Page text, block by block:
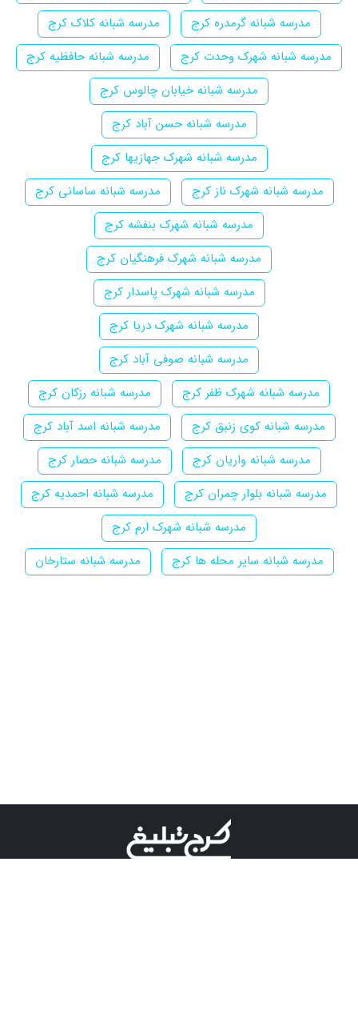
مدرسه شبانه گرمدره کرج
مدرسه شبانه کلاک کرج
مدرسه شبانه شهرک وحدت کرج
مدرسه شبانه حافظیه کرج
مدرسه شبانه خیابان چالوس کرج
مدرسه شبانه حسن آباد کرج
مدرسه شبانه شهرک جهازیها کرج
مدرسه شبانه شهرک ناز کرج
مدرسه شبانه ساسانی کرج
مدرسه شبانه شهرک بنفشه کرج
مدرسه شبانه شهرک فرهنگیان کرج
مدرسه شبانه شهرک پاسدار کرج
مدرسه شبانه شهرک دریا کرج
مدرسه شبانه صوفی آباد کرج
مدرسه شبانه شهرک ظفر کرج
مدرسه شبانه رزکان کرج
مدرسه شبانه کوی زنبق کرج
مدرسه شبانه اسد آباد کرج
مدرسه شبانه واریان کرج
مدرسه شبانه حصار کرج
مدرسه شبانه بلوار چمران کرج
مدرسه شبانه احمدیه کرج
مدرسه شبانه شهرک ارم کرج
مدرسه شبانه سایر محله ها کرج
مدرسه شبانه ستارخان